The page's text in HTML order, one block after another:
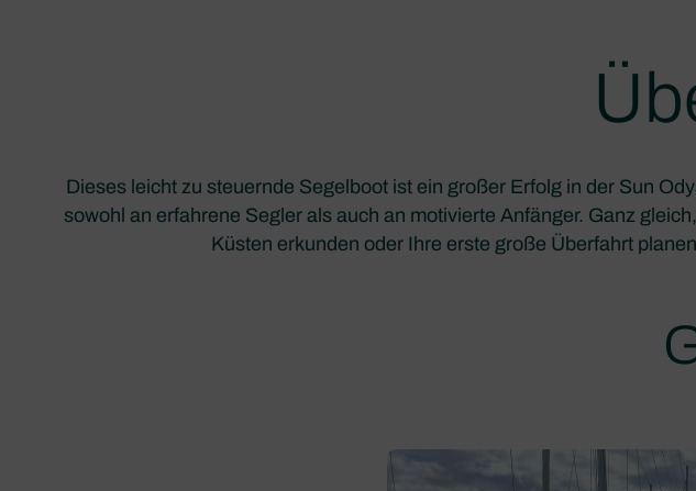
Dieses leicht zu steuernde Segelboot ist ein großer Erfolg in der Sun
sowohl an erfahrene Segler als auch an motivierte Anfänger. Ganz
Küsten erkunden oder Ihre erste große Überfahrt